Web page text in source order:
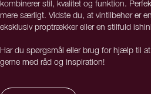
kombinerer stil, kvalitet og funktion.
mere særligt. Vidste du, at vintilbehør er
eksklusiv proptrækker eller en stilfuld
Har du spørgsmål eller brug for hjælp til
gerne med råd og inspiration!